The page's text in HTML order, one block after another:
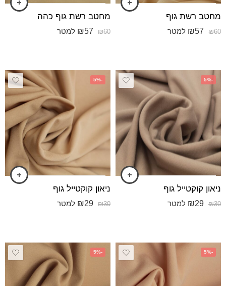
מחטב רשת גוף
₪60
₪57 למטר
מחטב רשת גוף כהה
₪60
₪57 למטר
-5%
ניאון קוקטייל גוף
₪30
₪29 למטר
-5%
ניאון קוקטייל גוף
₪30
₪29 למטר
-5%
-5%